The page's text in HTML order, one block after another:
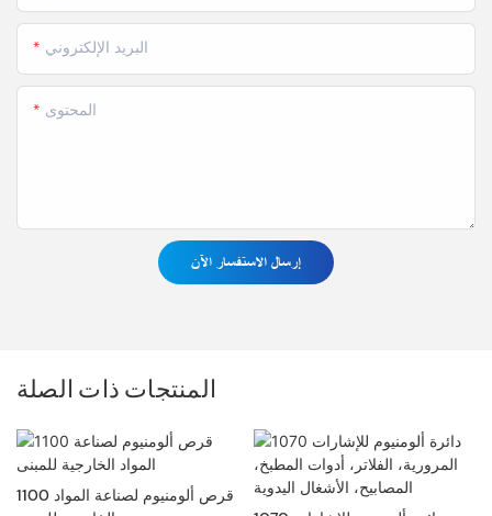
البريد الإلكتروني
المحتوى
إرسال الاستفسار الآن
المنتجات ذات الصلة
1100 قرص ألومنيوم لصناعة المواد